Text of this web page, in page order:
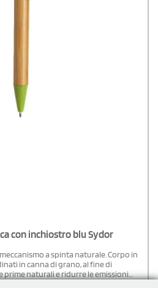
con inchiostro blu Sydor
a spinta naturale. Corpo in
in canna di grano, al fine di
prime naturali e ridurre le emissioni